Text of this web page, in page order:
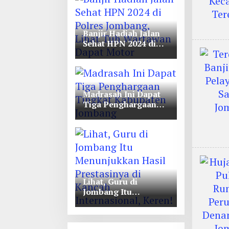
Banjir Hadiah Jalan
Sehat HPN 2024 di
Polres Jombang,
Dapat Motor
Madrasah Ini Dapat
Tiga Penghargaan
Tingkat Kabupaten
Lihat, Guru di
Jombang Itu
Menunjukkan Hasil
Prestasinya di
Kancah